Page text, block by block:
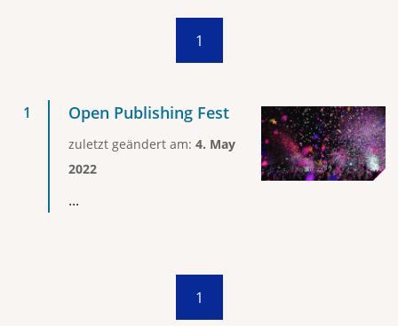
1
Open Publishing Fest
zuletzt geändert am: 4. May
2022
...
1